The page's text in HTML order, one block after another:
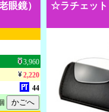
眼鏡）
3,960
2,220
44
☆ラチェット